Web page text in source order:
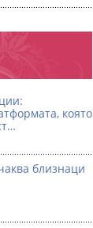
която
близнаци